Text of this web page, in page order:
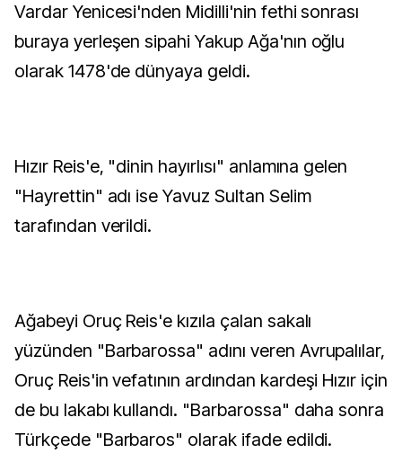
Vardar Yenicesi'nden Midilli'nin fethi sonrası
buraya yerleşen sipahi Yakup Ağa'nın oğlu
olarak 1478'de dünyaya geldi.
Hızır Reis'e, "dinin hayırlısı" anlamına gelen
"Hayrettin" adı ise Yavuz Sultan Selim
tarafından verildi.
Ağabeyi Oruç Reis'e kızıla çalan sakalı
yüzünden "Barbarossa" adını veren Avrupalılar,
Oruç Reis'in vefatının ardından kardeşi Hızır için
de bu lakabı kullandı. "Barbarossa" daha sonra
Türkçede "Barbaros" olarak ifade edildi.